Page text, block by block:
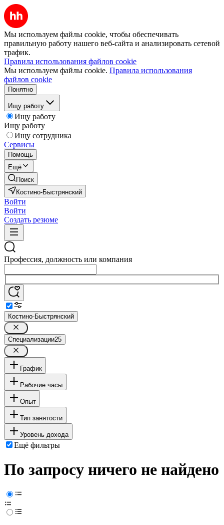
Мы используем файлы cookie, чтобы обеспечивать
правильную работу нашего веб-сайта и анализировать сетевой
трафик.
Правила использования файлов cookie
Мы используем файлы cookie. Правила использования
файлов cookie
Понятно
Ищу работу
Ищу работу
Ищу работу
Ищу сотрудника
Сервисы
Помощь
Ещё
Поиск
Костино-Быстрянский
Войти
Войти
Создать резюме
Профессия, должность или компания
Костино-Быстрянский
Специализации25
График
Рабочие часы
Опыт
Тип занятости
Уровень дохода
Ещё фильтры
По запросу ничего не найдено